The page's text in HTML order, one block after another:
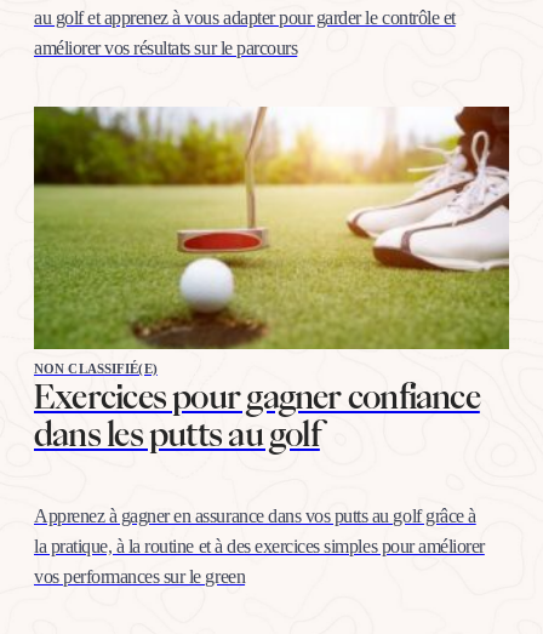
au golf et apprenez à vous adapter pour garder le contrôle et
améliorer vos résultats sur le parcours
NON CLASSIFIÉ(E)
Exercices pour gagner confiance
dans les putts au golf
Apprenez à gagner en assurance dans vos putts au golf grâce à
la pratique, à la routine et à des exercices simples pour améliorer
vos performances sur le green